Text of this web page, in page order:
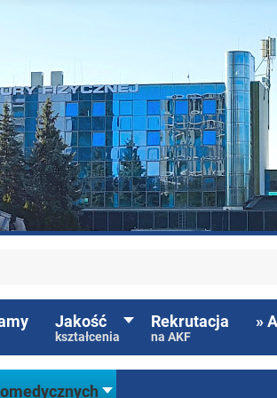
Jakość
kształcenia
Rekrutacja
na AKF
»